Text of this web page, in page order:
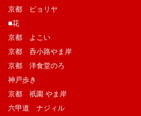
京都 ピョリヤ
■花
京都 よこい
京都 呑小路やま岸
京都 洋食堂のろ
神戸歩き
京都 祇園 やま岸
六甲道 ナジィル